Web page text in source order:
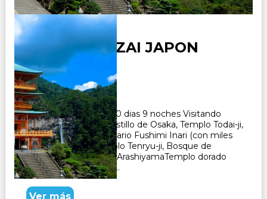
NUEVO BANZAI JAPON
Duración:
10Días9Noches
Paquete Turistico de 10 dias 9 noches Visitando
Osaka, Nara, Kyoto, Castillo de Osaka, Templo Todai-ji,
Parque de Nara, Santuario Fushimi Inari (con miles
de pórticos torii), Templo Tenryu-ji, Bosque de
Bambú de Sagano en ArashiyamaTemplo dorado
Kinkaku-ji, Gion (barrio...
Ver más